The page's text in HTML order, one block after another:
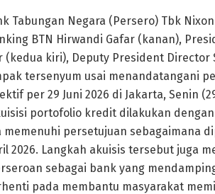
Tabungan Negara (Persero) Tbk
BTN Hirwandi Gafar (kanan),
(kedua kiri), Deputy President Director
tersenyum usai menandatangani
per 29 Juni 2026 di Jakarta, Senin
portofolio kredit dilakukan
persetujuan sebagaimana
2026. Langkah akuisis tersebut juga
sebagai bank yang
pada membantu masyarakat